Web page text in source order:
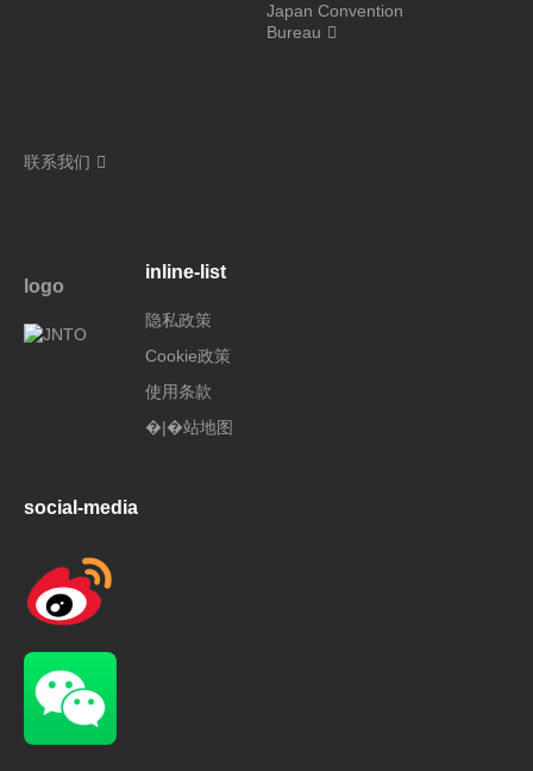
Japan Convention
Bureau
联系我们
logo
inline-list
隐私政策
Cookie政策
使用条款
�|�站地图
social-media